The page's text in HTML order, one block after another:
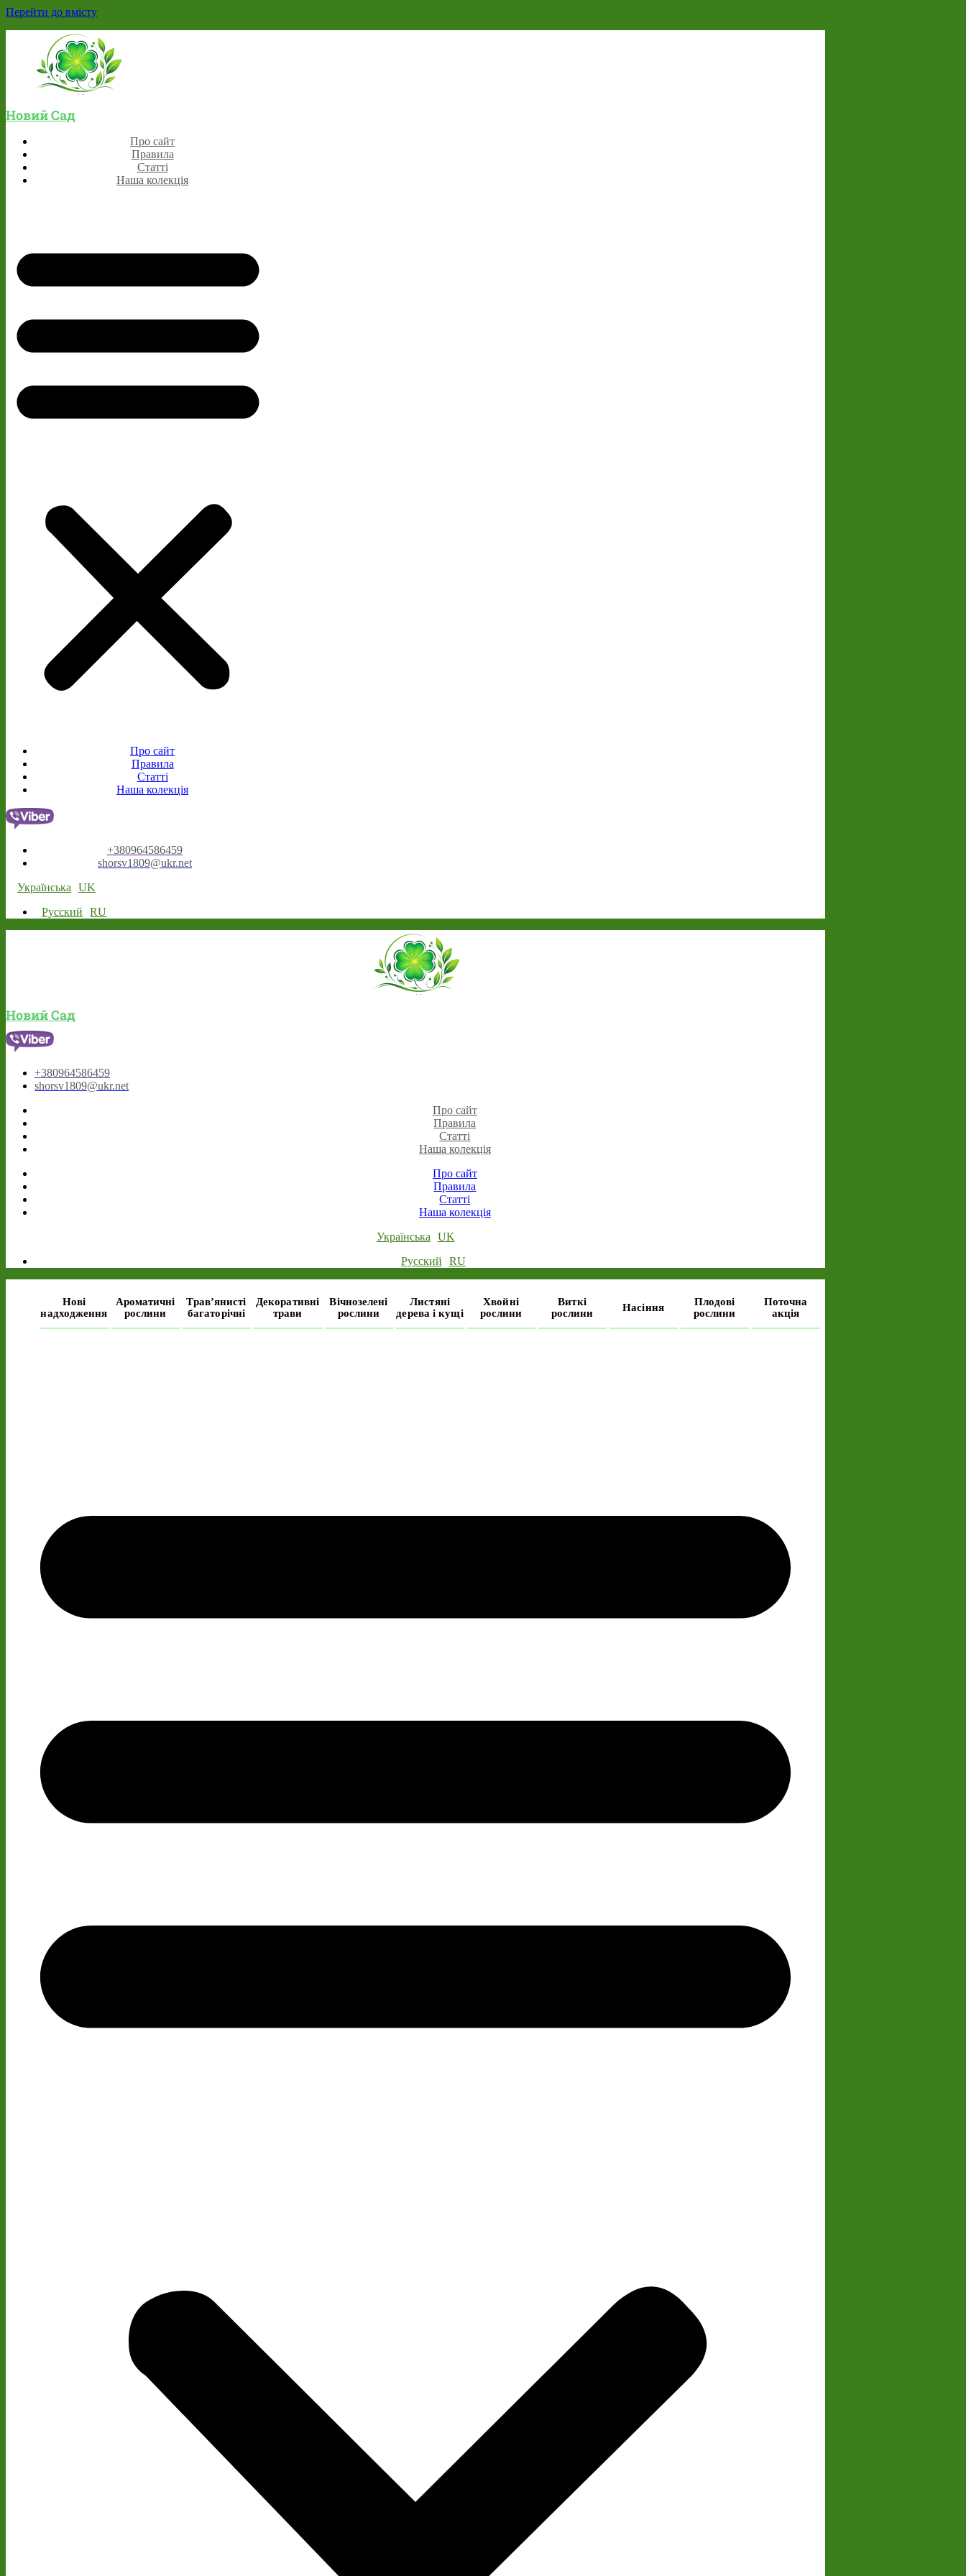
Перейти до вмісту
Новий Сад
Про сайт
Правила
Статті
Наша колекція
Про сайт
Правила
Статті
Наша колекція
+380964586459
shorsv1809@ukr.net
Українська UK
Русский
RU
Новий Сад
+380964586459
shorsv1809@ukr.net
Про сайт
Правила
Статті
Наша колекція
Про сайт
Правила
Статті
Наша колекція
Українська
UK
Русский
RU
Нові
надходження
Ароматичні
рослини
Трав’янисті
багаторічні
Декоративні
трави
Вічнозелені
рослини
Листяні
дерева і кущі
Хвойні
рослини
Виткі
рослини
Насіння
Плодові
рослини
Поточна
акція